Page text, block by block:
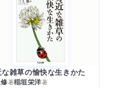
雑草の愉快な生きかた
著稲垣栄洋著